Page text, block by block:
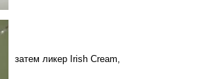
затем ликер Irish Cream,